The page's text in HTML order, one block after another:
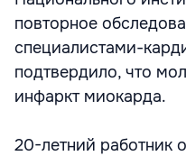
повторное
специалистами-
подтвердило, что
инфаркт миокарда.
20-летний работник